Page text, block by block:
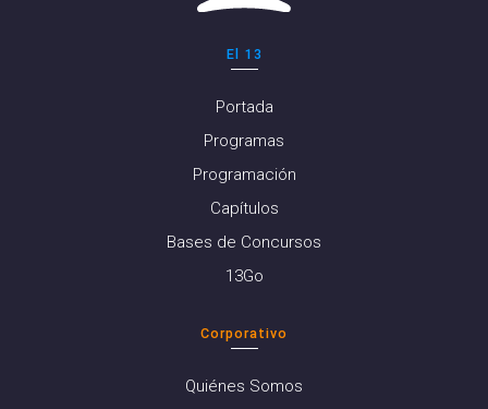
El 13
Portada
Programas
Programación
Capítulos
Bases de Concursos
13Go
Corporativo
Quiénes Somos